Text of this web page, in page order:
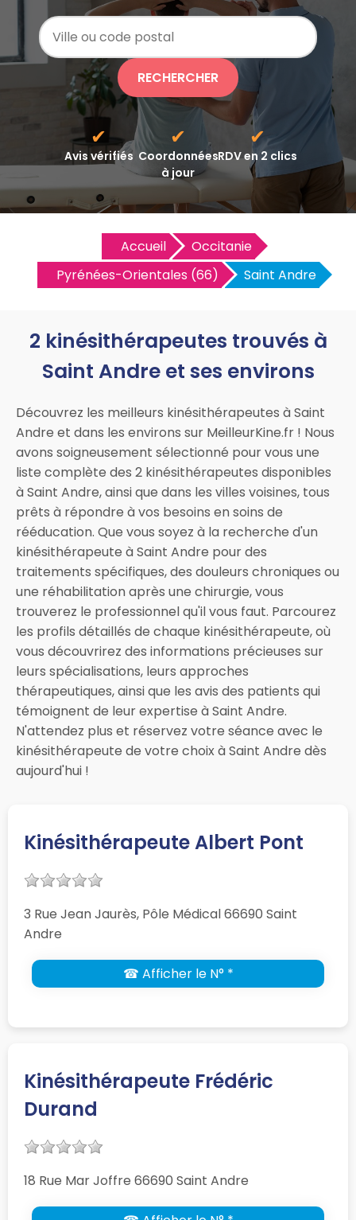
RECHERCHER
✔
Avis vérifiés
✔
Coordonnées
à jour
✔
RDV en 2 clics
Accueil
Occitanie
Pyrénées-Orientales (66)
Saint Andre
2 kinésithérapeutes trouvés à
Saint Andre et ses environs
Découvrez les meilleurs kinésithérapeutes à Saint
Andre et dans les environs sur MeilleurKine.fr ! Nous
avons soigneusement sélectionné pour vous une
liste complète des 2 kinésithérapeutes disponibles
à Saint Andre, ainsi que dans les villes voisines, tous
prêts à répondre à vos besoins en soins de
rééducation. Que vous soyez à la recherche d'un
kinésithérapeute à Saint Andre pour des
traitements spécifiques, des douleurs chroniques ou
une réhabilitation après une chirurgie, vous
trouverez le professionnel qu'il vous faut. Parcourez
les profils détaillés de chaque kinésithérapeute, où
vous découvrirez des informations précieuses sur
leurs spécialisations, leurs approches
thérapeutiques, ainsi que les avis des patients qui
témoignent de leur expertise à Saint Andre.
N'attendez plus et réservez votre séance avec le
kinésithérapeute de votre choix à Saint Andre dès
aujourd'hui !
Kinésithérapeute Albert Pont
3 Rue Jean Jaurès, Pôle Médical 66690 Saint
Andre
☎ Afficher le N° *
Kinésithérapeute Frédéric
Durand
18 Rue Mar Joffre 66690 Saint Andre